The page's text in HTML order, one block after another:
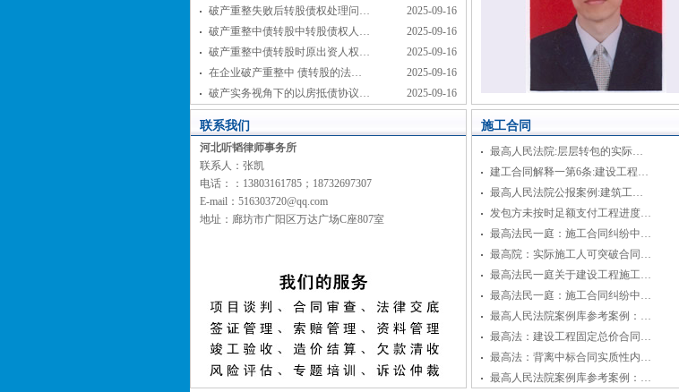
2025-09-16
破产重整失败后转股债权处理问…
2025-09-16
破产重整中债转股中转股债权人…
2025-09-16
破产重整中债转股时原出资人权…
2025-09-16
在企业破产重整中 债转股的法…
2025-09-16
破产实务视角下的以房抵债协议…
联系我们
河北听韬律师事务所
联系人：张凯
电话：：13803161785；18732697307
E-mail：516303720@qq.com
地址：廊坊市广阳区万达广场C座807室
施工合同
最高人民法院:层层转包的实际…
建工合同解释一第6条:建设工程…
最高人民法院公报案例:建筑工…
发包方未按时足额支付工程进度…
最高法民一庭：施工合同纠纷中…
最高院：实际施工人可突破合同…
最高法民一庭关于建设工程施工…
最高法民一庭：施工合同纠纷中…
最高人民法院案例库参考案例：…
最高法：建设工程固定总价合同…
最高法：背离中标合同实质性内…
最高人民法院案例库参考案例：…